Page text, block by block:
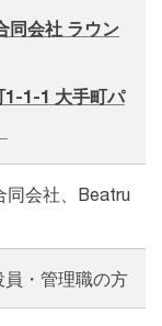
同会社 ラウン
1-1-1 大手町パ
同会社、Beatru
員・管理職の方